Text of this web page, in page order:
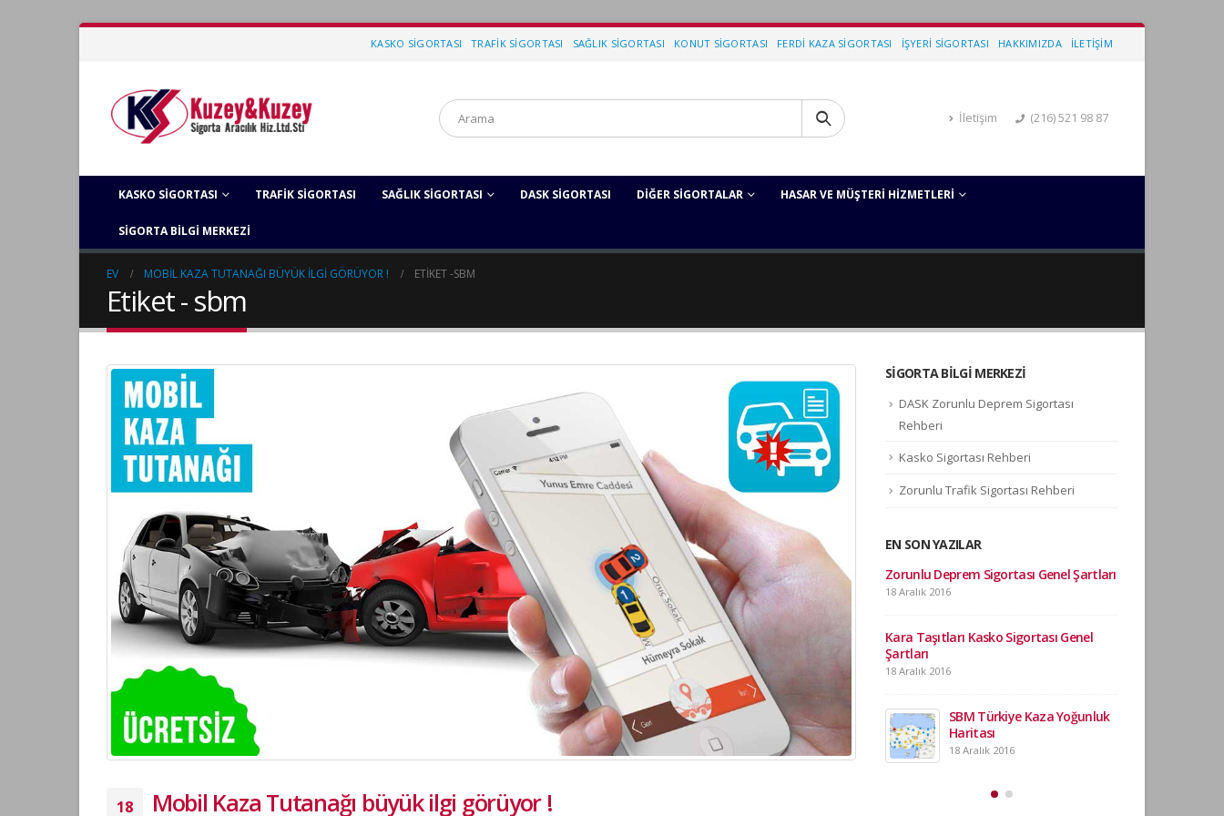
KASKO SIGORTASI TRAFIK SIGORTASI SAĞLIK SIGORTASI KONUT SIGORTASI FERDI KAZA SIGORTASI İŞYERI SIGORTASI HAKKIMIZDA İLETIŞIM
İletişim (216) 521 98 87
KASKO SIGORTASI TRAFIK SIGORTASI SAĞLIK SIGORTASI DASK SIGORTASI DIĞER SIGORTALAR HASAR VE MÜŞTERI HIZMETLERI
SIGORTA BILGI MERKEZI
EV MOBIL KAZA TUTANAĞI BÜYÜK ILGI GÖRÜYOR ! ETIKET -SBM
Etiket - sbm
18 Mobil Kaza Tutanağı büyük ilgi görüyor !
SIGORTA BILGI MERKEZI
DASK Zorunlu Deprem Sigortası
Rehberi
Kasko Sigortası Rehberi
Zorunlu Trafik Sigortası Rehberi
EN SON YAZILAR
Zorunlu Deprem Sigortası Genel Şartları
18 Aralık 2016
Kara Taşıtları Kasko Sigortası Genel
Şartları
SBM Türkiye Kaza Yoğunluk
Mobil Kaza Tutanağı büyük
ilgi görüyor !
18 Aralık 2016
Tapuda mesken olarak kayıtlı işyerine
Zorunlu Deprem Sigortası
düzenlenebilir mi?
18 Aralık 2016
Tapuda arsa, bağ, bahçe veya tarla
Zorunlu Deprem Sigortası Genel Şartları
18 Aralık 2016
Kara Taşıtları Kasko Sigortası Genel
Şartları
18 Aralık 2016
SBM Türkiye Kaza Yoğunluk
Haritası
18 Aralık 2016